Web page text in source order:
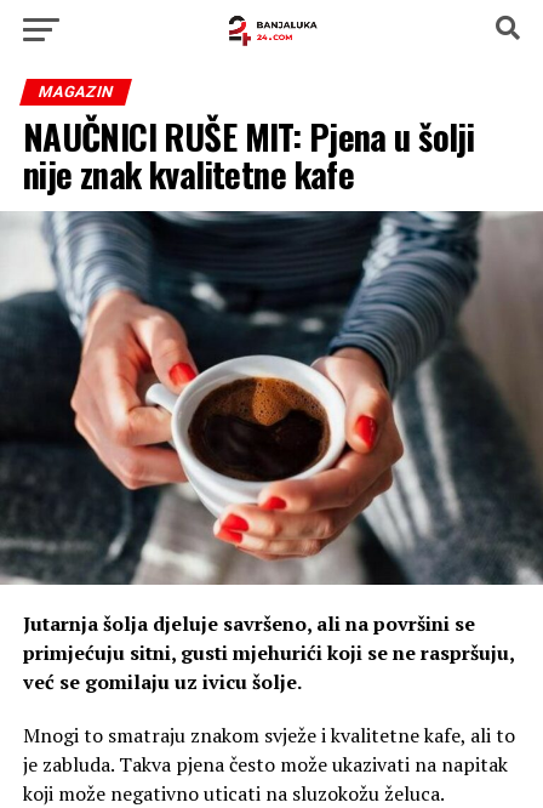
MAGAZIN
NAUČNICI RUŠE MIT: Pjena u šolji
nije znak kvalitetne kafe
Jutarnja šolja djeluje savršeno, ali na površini se
primjećuju sitni, gusti mjehurići koji se ne raspršuju,
već se gomilaju uz ivicu šolje.
Mnogi to smatraju znakom svježe i kvalitetne kafe, ali to
je zabluda. Takva pjena često može ukazivati na napitak
koji može negativno uticati na sluzokožu želuca.